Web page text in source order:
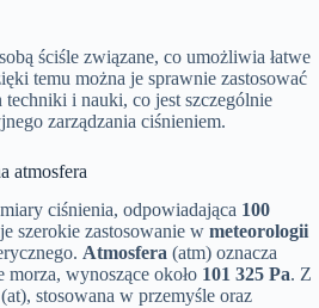
ściśle związane, co umożliwia łatwe
temu można je sprawnie zastosować
i nauki, co jest szczególnie
zarządzania ciśnieniem.
atmosfera
ciśnienia, odpowiadająca 100
szerokie zastosowanie w meteorologii
Atmosfera (atm) oznacza
morza, wynoszące około 101 325 Pa. Z
(at), stosowana w przemyśle oraz